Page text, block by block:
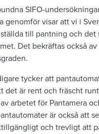
SIFO-
genomför visar att vi i
till pantning och det
Det bekräftas också
tycker att
det är rent och fräscht
arbetet för Pantamera
är också att
och trevligt att